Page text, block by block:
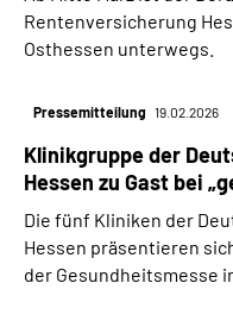
Rentenversicherung
Osthessen unterwegs.
Pressemitteilung 19.02.2026
Klinikgruppe der
Hessen zu Gast bei
Die fünf Kliniken der
Hessen präsentieren
der Gesundheitsmesse